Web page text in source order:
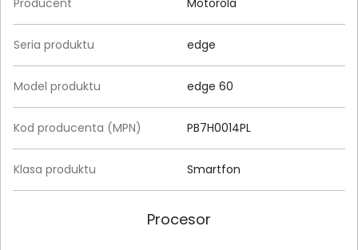
Producent Motorola
Seria produktu edge
Model produktu edge 60
Kod producenta (MPN) PB7H0014PL
Klasa produktu Smartfon
Procesor